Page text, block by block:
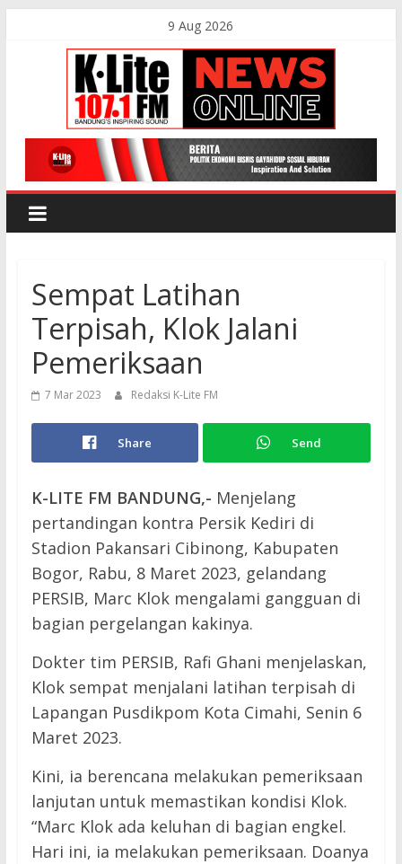
9 Aug 2026
K-
Lite
Bandung
Online
News
Sempat Latihan
Terpisah, Klok Jalani
Pemeriksaan
7 Mar 2023 Redaksi K-Lite FM
Share Send
K-LITE FM BANDUNG,- Menjelang
pertandingan kontra Persik Kediri di
Stadion Pakansari Cibinong, Kabupaten
Bogor, Rabu, 8 Maret 2023, gelandang
PERSIB, Marc Klok mengalami gangguan di
bagian pergelangan kakinya.
Dokter tim PERSIB, Rafi Ghani menjelaskan,
Klok sempat menjalani latihan terpisah di
Lapangan Pusdikpom Kota Cimahi, Senin 6
Maret 2023.
Kini, ia berencana melakukan pemeriksaan
lanjutan untuk memastikan kondisi Klok.
“Marc Klok ada keluhan di bagian engkel.
Hari ini, ia melakukan pemeriksaan. Doanya